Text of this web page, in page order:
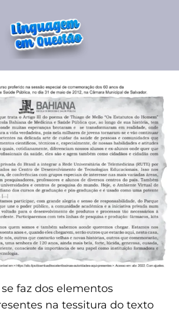
faz dos elementos
na tessitura do texto